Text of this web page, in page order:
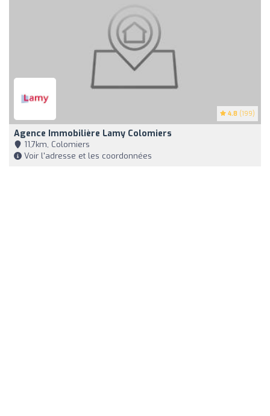
4.8 (199)
Agence Immobilière Lamy Colomiers
11,7km, Colomiers
Voir l'adresse et les coordonnées